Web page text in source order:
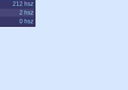
212 hsz
2 hsz
0 hsz